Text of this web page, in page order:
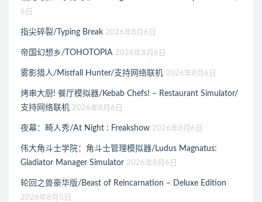
6日
指尖碎裂/Typing Break 2026年8月6日
帝国幻想乡/TOHOTOPIA 2026年8月6日
雾影猎人/Mistfall Hunter/支持网络联机 2026年8月6日
烤串大厨! 餐厅模拟器/Kebab Chefs! – Restaurant Simulator/
支持网络联机 2026年8月6日
夜幕：畸人秀/At Night : Freakshow 2026年8月6日
伟大角斗士学院：角斗士管理模拟器/Ludus Magnatus:
Gladiator Manager Simulator 2026年8月6日
轮回之兽豪华版/Beast of Reincarnation – Deluxe Edition
2026年8月5日